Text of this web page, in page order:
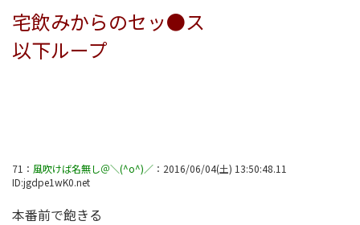
宅飲みからのセッ●ス
以下ループ
71 ： 風吹けば名無し＠＼(^o^)／ ： 2016/06/04(土) 13:50:48.11
ID:jgdpe1wK0.net
本番前で飽きる